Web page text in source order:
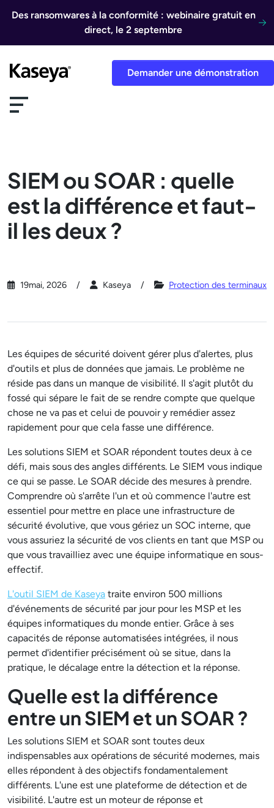
Des ransomwares à la conformité : webinaire gratuit en
direct, le 2 septembre
Demander une démonstration
SIEM ou SOAR : quelle
est la différence et faut-
il les deux ?
19mai, 2026 Kaseya Protection des terminaux
Les équipes de sécurité doivent gérer plus d'alertes, plus
d'outils et plus de données que jamais. Le problème ne
réside pas dans un manque de visibilité. Il s'agit plutôt du
fossé qui sépare le fait de se rendre compte que quelque
chose ne va pas et celui de pouvoir y remédier assez
rapidement pour que cela fasse une différence.
Les solutions SIEM et SOAR répondent toutes deux à ce
défi, mais sous des angles différents. Le SIEM vous indique
ce qui se passe. Le SOAR décide des mesures à prendre.
Comprendre où s'arrête l'un et où commence l'autre est
essentiel pour mettre en place une infrastructure de
sécurité évolutive, que vous gériez un SOC interne, que
vous assuriez la sécurité de vos clients en tant que MSP ou
que vous travailliez avec une équipe informatique en sous-
effectif.
L'outil SIEM de Kaseya traite environ 500 millions
d'événements de sécurité par jour pour les MSP et les
équipes informatiques du monde entier. Grâce à ses
capacités de réponse automatisées intégrées, il nous
permet d'identifier précisément où se situe, dans la
pratique, le décalage entre la détection et la réponse.
Quelle est la différence
entre un SIEM et un SOAR ?
Les solutions SIEM et SOAR sont toutes deux
indispensables aux opérations de sécurité modernes, mais
elles répondent à des objectifs fondamentalement
différents. L'une est une plateforme de détection et de
visibilité. L'autre est un moteur de réponse et